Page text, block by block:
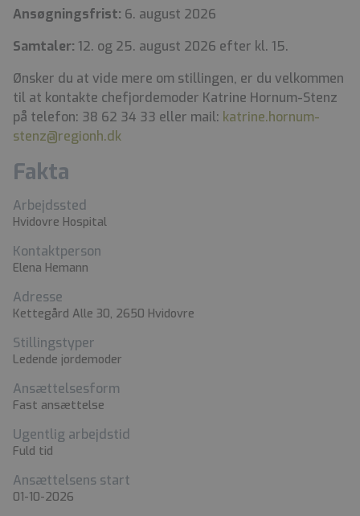
Ansøgningsfrist: 6. august 2026
Samtaler: 12. og 25. august 2026 efter kl. 15.
Ønsker du at vide mere om stillingen, er du velkommen
til at kontakte chefjordemoder Katrine Hornum-Stenz
på telefon: 38 62 34 33 eller mail: katrine.hornum-
stenz@regionh.dk
Fakta
Arbejdssted
Hvidovre Hospital
Kontaktperson
Elena Hemann
Adresse
Kettegård Alle 30, 2650 Hvidovre
Stillingstyper
Ledende jordemoder
Ansættelsesform
Fast ansættelse
Ugentlig arbejdstid
Fuld tid
Ansættelsens start
01-10-2026